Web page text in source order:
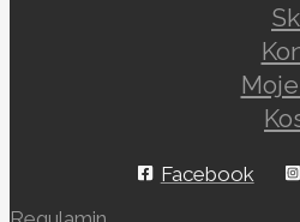
Facebook